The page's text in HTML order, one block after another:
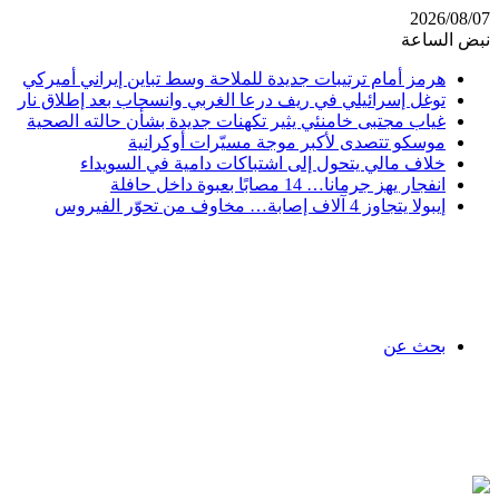
2026/08/07
نبض الساعة
هرمز أمام ترتيبات جديدة للملاحة وسط تباين إيراني أميركي
توغل إسرائيلي في ريف درعا الغربي وانسحاب بعد إطلاق نار
غياب مجتبى خامنئي يثير تكهنات جديدة بشأن حالته الصحية
موسكو تتصدى لأكبر موجة مسيّرات أوكرانية
خلاف مالي يتحول إلى اشتباكات دامية في السويداء
انفجار يهز جرمانا… 14 مصابًا بعبوة داخل حافلة
إيبولا يتجاوز 4 آلاف إصابة… مخاوف من تحوّر الفيروس
بحث عن